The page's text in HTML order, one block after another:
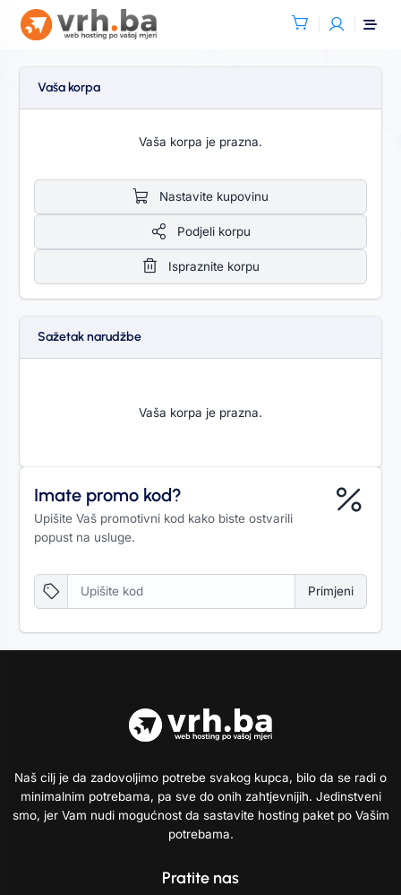
Vaša korpa
Vaša korpa je prazna.
Nastavite kupovinu
Podjeli korpu
Ispraznite korpu
Sažetak narudžbe
Vaša korpa je prazna.
Imate promo kod?
Upišite Vaš promotivni kod kako biste ostvarili
popust na usluge.
Primjeni
Naš cilj je da zadovoljimo potrebe svakog kupca, bilo da se radi o
minimalnim potrebama, pa sve do onih zahtjevnijih. Jedinstveni
smo, jer Vam nudi mogućnost da sastavite hosting paket po Vašim
potrebama.
Pratite nas